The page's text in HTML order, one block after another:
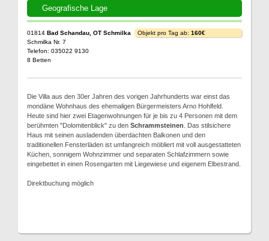
Geografische Lage
01814 Bad Schandau, OT Schmilka
Schmilka Nr. 7
Telefon: 035022 9130
8 Betten
Objekt pro Tag ab: 160€
Die Villa aus den 30er Jahren des vorigen Jahrhunderts war einst das
mondäne Wohnhaus des ehemaligen Bürgermeisters Arno Hohlfeld.
Heute sind hier zwei Etagenwohnungen für je bis zu 4 Personen mit dem
berühmten "Dolomitenblick" zu den Schrammsteinen . Das stilsichere
Haus mit seinen ausladenden überdachten Balkonen und den
traditionellen Fensterläden ist umfangreich möbliert mit voll ausgestatteten
Küchen, sonnigem Wohnzimmer und separaten Schlafzimmern sowie
eingebettet in einen Rosengarten mit Liegewiese und eigenem Elbestrand.
Direktbuchung möglich